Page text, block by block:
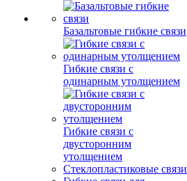
Базальтовые гибкие связи
Гибкие связи с
одинарным утолщением
Гибкие связи с
двусторонним
утолщением
Стеклопластиковые связи